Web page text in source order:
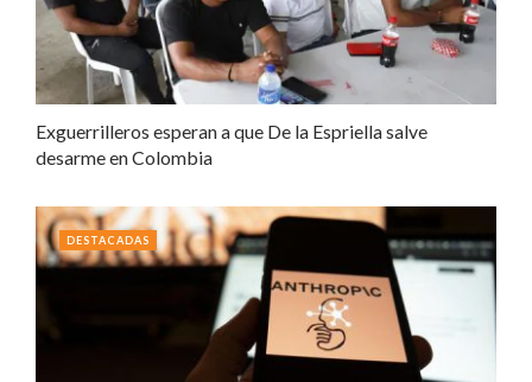
Exguerrilleros esperan a que De la Espriella salve
desarme en Colombia
DESTACADAS